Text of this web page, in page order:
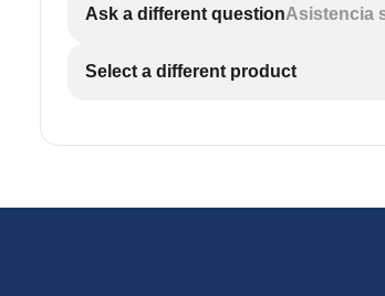
Ask a different questionAsistencia
Select a different product